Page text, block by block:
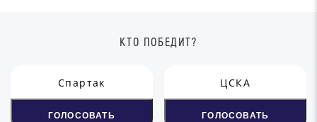
КТО ПОБЕДИТ?
Спартак
ГОЛОСОВАТЬ
ЦСКА
ГОЛОСОВАТЬ